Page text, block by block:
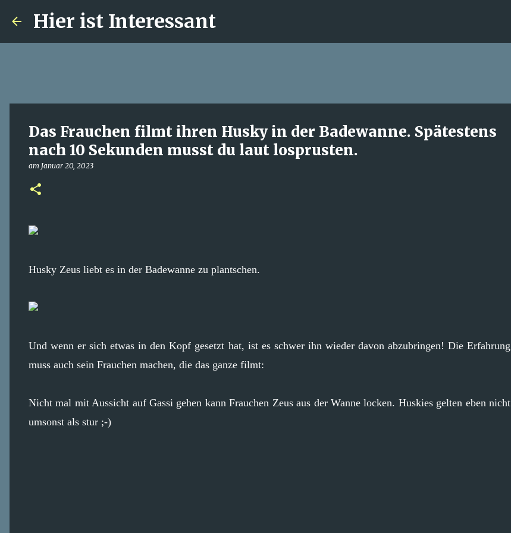
Hier ist Interessant
Das Frauchen filmt ihren Husky in der Badewanne. Spätestens
nach 10 Sekunden musst du laut losprusten.
am Januar 20, 2023
Husky Zeus liebt es in der Badewanne zu plantschen.
Und wenn er sich etwas in den Kopf gesetzt hat, ist es schwer ihn wieder davon abzubringen! Die Erfahrung
muss auch sein Frauchen machen, die das ganze filmt:
Nicht mal mit Aussicht auf Gassi gehen kann Frauchen Zeus aus der Wanne locken. Huskies gelten eben nicht
umsonst als stur ;-)